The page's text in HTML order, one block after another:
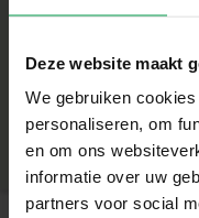
Deze website maakt
We gebruiken
personaliseren, om
en om ons
informatie over uw
partners voor social
– Met coole dino
– De klei is makkelijk
– De klei droogt niet
– Geschikt voor
Maak de coolste dino’s
Minimale leeftijd|
Productnummer
Deel dit product